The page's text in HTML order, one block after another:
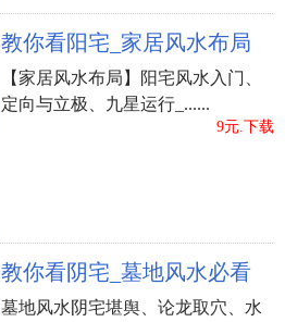
教你看阳宅_家居风水布局
【家居风水布局】阳宅风水入门、
定向与立极、九星运行_......
9元.下载
教你看阴宅_墓地风水必看
墓地风水阴宅堪舆、论龙取穴、水